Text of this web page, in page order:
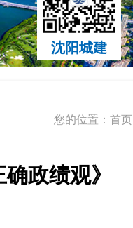
沈阳城建
您的位置： 首页
政绩观》